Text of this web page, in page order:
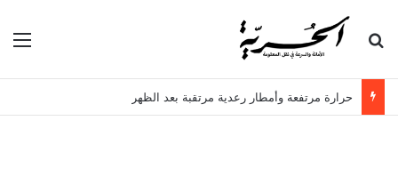
بحث عن
حرارة مرتفعة وأمطار رعدية مرتقبة بعد الظهر